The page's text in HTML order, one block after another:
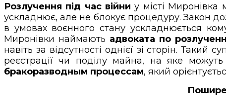
Розлучення під час війни у місті Миронівка
ускладнює, але не блокує процедуру. Закон
в умовах воєнного стану ускладнюється
Миронівки наймають адвоката по
навіть за відсутності однієї зі сторін.
реєстрації чи поділу майна, на яке
бракоразводным процессам, який